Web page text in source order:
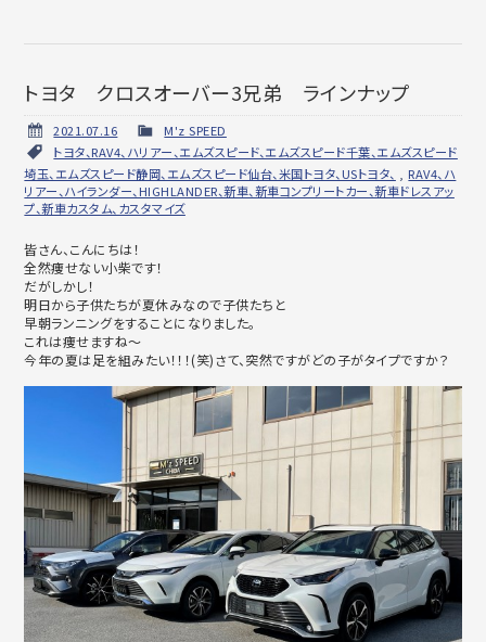
トヨタ クロスオーバー3兄弟 ラインナップ
2021.07.16
M'z SPEED
トヨタ、RAV4、ハリアー、エムズスピード、エムズスピード千葉、エムズスピード
埼玉、エムズスピード静岡、エムズスピード仙台、米国トヨタ、USトヨタ、
RAV4、ハ
リアー、ハイランダー、HIGHLANDER、新車、新車コンプリートカー、新車ドレスアッ
プ、新車カスタム、カスタマイズ
皆さん、こんにちは！
全然痩せない小柴です！
だがしかし！
明日から子供たちが夏休みなので子供たちと
早朝ランニングをすることになりました。
これは痩せますね～
今年の夏は足を組みたい！！！(笑)さて、突然ですがどの子がタイプですか？